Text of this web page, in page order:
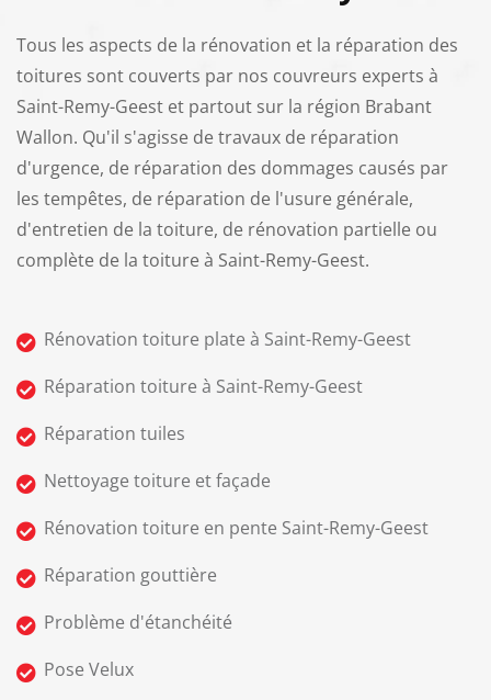
Tous les aspects de la rénovation et la réparation des
toitures sont couverts par nos couvreurs experts à
Saint-Remy-Geest et partout sur la région Brabant
Wallon. Qu'il s'agisse de travaux de réparation
d'urgence, de réparation des dommages causés par
les tempêtes, de réparation de l'usure générale,
d'entretien de la toiture, de rénovation partielle ou
complète de la toiture à Saint-Remy-Geest.
Rénovation toiture plate à Saint-Remy-Geest
Réparation toiture à Saint-Remy-Geest
Réparation tuiles
Nettoyage toiture et façade
Rénovation toiture en pente Saint-Remy-Geest
Réparation gouttière
Problème d'étanchéité
Pose Velux